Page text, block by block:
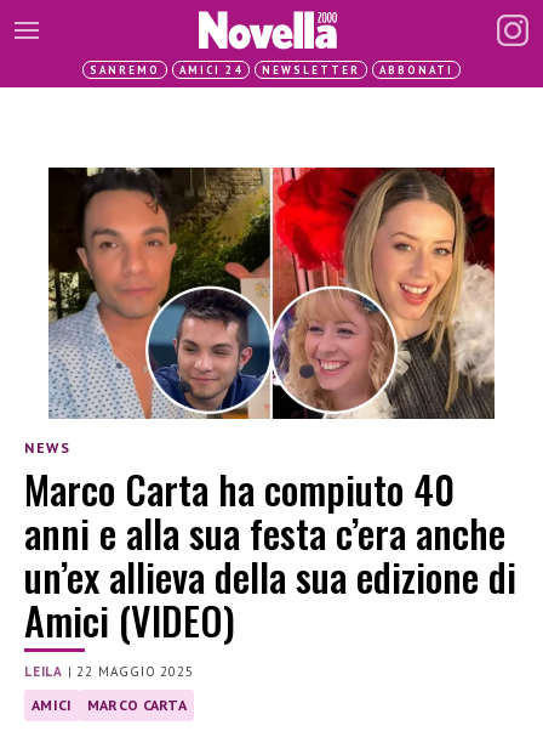
SANREMO AMICI 24 NEWSLETTER ABBONATI
NEWS
Marco Carta ha compiuto 40
anni e alla sua festa c’era anche
un’ex allieva della sua edizione di
Amici (VIDEO)
LEILA |22 MAGGIO 2025
AMICI MARCO CARTA